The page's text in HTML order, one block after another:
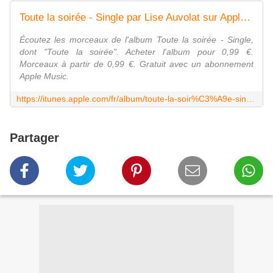
Toute la soirée - Single par Lise Auvolat sur Apple Music
Écoutez les morceaux de l'album Toute la soirée - Single,
dont "Toute la soirée". Acheter l'album pour 0,99 €.
Morceaux à partir de 0,99 €. Gratuit avec un abonnement
Apple Music.
Partager